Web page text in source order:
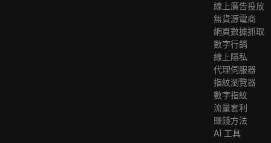
線上廣告投放
無貨源電商
網頁數據抓取
數字行銷
線上隱私
代理伺服器
指紋瀏覽器
數字指紋
流量套利
賺錢方法
AI 工具